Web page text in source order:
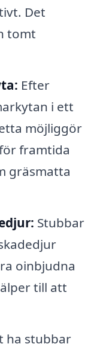
Det
tomt
Efter
i ett
möjliggör
framtida
gräsmatta
Stubbar
oinbjudna
till att
ha stubbar